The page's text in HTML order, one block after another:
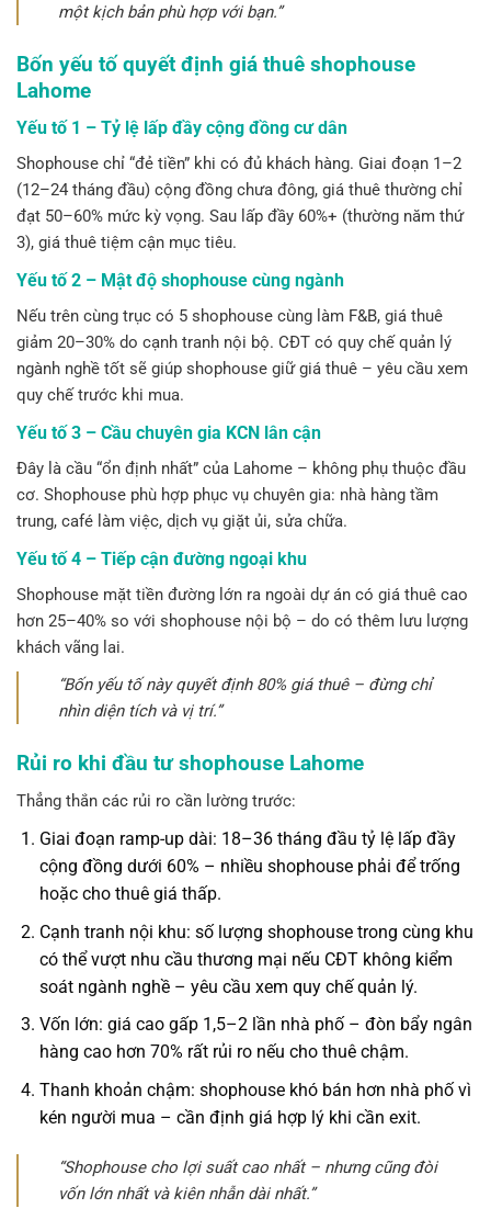
một kịch bản phù hợp với bạn.”
Bốn yếu tố quyết định giá thuê shophouse
Lahome
Yếu tố 1 – Tỷ lệ lấp đầy cộng đồng cư dân
Shophouse chỉ “đẻ tiền” khi có đủ khách hàng. Giai đoạn 1–2
(12–24 tháng đầu) cộng đồng chưa đông, giá thuê thường chỉ
đạt 50–60% mức kỳ vọng. Sau lấp đầy 60%+ (thường năm thứ
3), giá thuê tiệm cận mục tiêu.
Yếu tố 2 – Mật độ shophouse cùng ngành
Nếu trên cùng trục có 5 shophouse cùng làm F&B, giá thuê
giảm 20–30% do cạnh tranh nội bộ. CĐT có quy chế quản lý
ngành nghề tốt sẽ giúp shophouse giữ giá thuê – yêu cầu xem
quy chế trước khi mua.
Yếu tố 3 – Cầu chuyên gia KCN lân cận
Đây là cầu “ổn định nhất” của Lahome – không phụ thuộc đầu
cơ. Shophouse phù hợp phục vụ chuyên gia: nhà hàng tầm
trung, café làm việc, dịch vụ giặt ủi, sửa chữa.
Yếu tố 4 – Tiếp cận đường ngoại khu
Shophouse mặt tiền đường lớn ra ngoài dự án có giá thuê cao
hơn 25–40% so với shophouse nội bộ – do có thêm lưu lượng
khách vãng lai.
“Bốn yếu tố này quyết định 80% giá thuê – đừng chỉ
nhìn diện tích và vị trí.”
Rủi ro khi đầu tư shophouse Lahome
Thẳng thắn các rủi ro cần lường trước:
Giai đoạn ramp-up dài: 18–36 tháng đầu tỷ lệ lấp đầy
cộng đồng dưới 60% – nhiều shophouse phải để trống
hoặc cho thuê giá thấp.
Cạnh tranh nội khu: số lượng shophouse trong cùng khu
có thể vượt nhu cầu thương mại nếu CĐT không kiểm
soát ngành nghề – yêu cầu xem quy chế quản lý.
Vốn lớn: giá cao gấp 1,5–2 lần nhà phố – đòn bẩy ngân
hàng cao hơn 70% rất rủi ro nếu cho thuê chậm.
Thanh khoản chậm: shophouse khó bán hơn nhà phố vì
kén người mua – cần định giá hợp lý khi cần exit.
“Shophouse cho lợi suất cao nhất – nhưng cũng đòi
vốn lớn nhất và kiên nhẫn dài nhất.”